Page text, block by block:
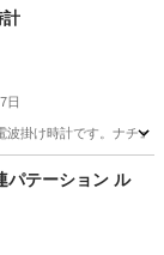
ライト
日
掛け時計です。ナチュ
パテーション ル